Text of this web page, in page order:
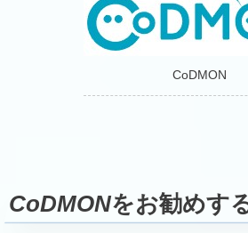
CoDMON
CoDMONをお勧めす